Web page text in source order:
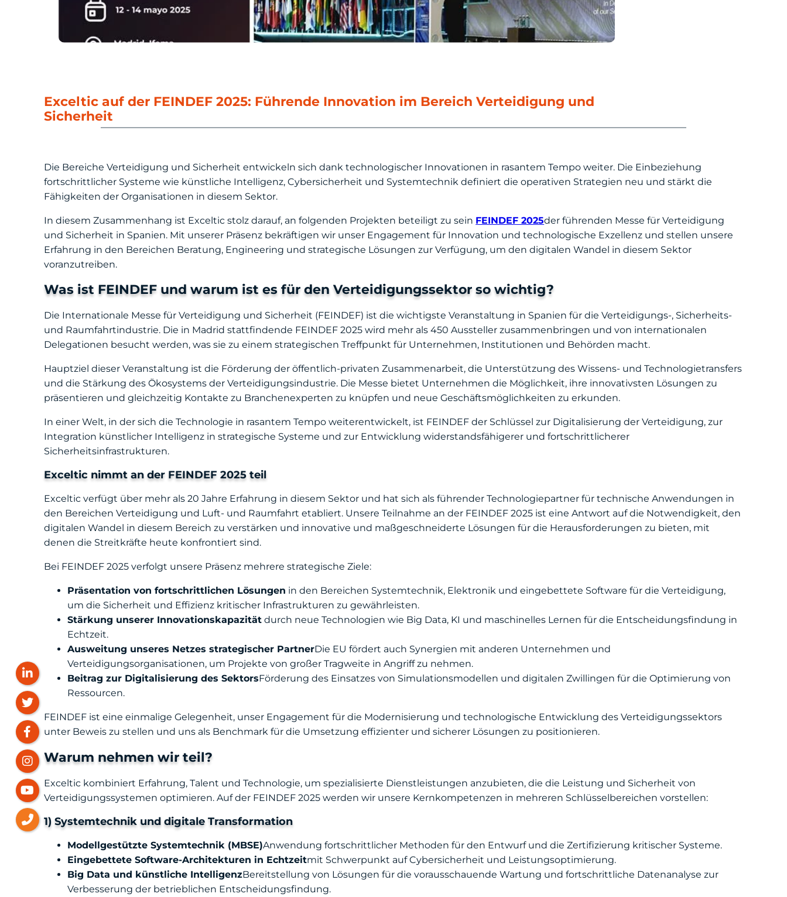
Exceltic auf der FEINDEF 2025: Führende Innovation im Bereich Verteidigung und
Sicherheit
Die Bereiche Verteidigung und Sicherheit entwickeln sich dank technologischer Innovationen in rasantem Tempo weiter. Die Einbeziehung
fortschrittlicher Systeme wie künstliche Intelligenz, Cybersicherheit und Systemtechnik definiert die operativen Strategien neu und stärkt die
Fähigkeiten der Organisationen in diesem Sektor.
In diesem Zusammenhang ist Exceltic stolz darauf, an folgenden Projekten beteiligt zu sein FEINDEF 2025der führenden Messe für Verteidigung
und Sicherheit in Spanien. Mit unserer Präsenz bekräftigen wir unser Engagement für Innovation und technologische Exzellenz und stellen unsere
Erfahrung in den Bereichen Beratung, Engineering und strategische Lösungen zur Verfügung, um den digitalen Wandel in diesem Sektor
voranzutreiben.
Was ist FEINDEF und warum ist es für den Verteidigungssektor so wichtig?
Die Internationale Messe für Verteidigung und Sicherheit (FEINDEF) ist die wichtigste Veranstaltung in Spanien für die Verteidigungs-, Sicherheits-
und Raumfahrtindustrie. Die in Madrid stattfindende FEINDEF 2025 wird mehr als 450 Aussteller zusammenbringen und von internationalen
Delegationen besucht werden, was sie zu einem strategischen Treffpunkt für Unternehmen, Institutionen und Behörden macht.
Hauptziel dieser Veranstaltung ist die Förderung der öffentlich-privaten Zusammenarbeit, die Unterstützung des Wissens- und Technologietransfers
und die Stärkung des Ökosystems der Verteidigungsindustrie. Die Messe bietet Unternehmen die Möglichkeit, ihre innovativsten Lösungen zu
präsentieren und gleichzeitig Kontakte zu Branchenexperten zu knüpfen und neue Geschäftsmöglichkeiten zu erkunden.
In einer Welt, in der sich die Technologie in rasantem Tempo weiterentwickelt, ist FEINDEF der Schlüssel zur Digitalisierung der Verteidigung, zur
Integration künstlicher Intelligenz in strategische Systeme und zur Entwicklung widerstandsfähigerer und fortschrittlicherer
Sicherheitsinfrastrukturen.
Exceltic nimmt an der FEINDEF 2025 teil
Exceltic verfügt über mehr als 20 Jahre Erfahrung in diesem Sektor und hat sich als führender Technologiepartner für technische Anwendungen in
den Bereichen Verteidigung und Luft- und Raumfahrt etabliert. Unsere Teilnahme an der FEINDEF 2025 ist eine Antwort auf die Notwendigkeit, den
digitalen Wandel in diesem Bereich zu verstärken und innovative und maßgeschneiderte Lösungen für die Herausforderungen zu bieten, mit
denen die Streitkräfte heute konfrontiert sind.
Bei FEINDEF 2025 verfolgt unsere Präsenz mehrere strategische Ziele:
Präsentation von fortschrittlichen Lösungen in den Bereichen Systemtechnik, Elektronik und eingebettete Software für die Verteidigung,
um die Sicherheit und Effizienz kritischer Infrastrukturen zu gewährleisten.
Stärkung unserer Innovationskapazität durch neue Technologien wie Big Data, KI und maschinelles Lernen für die Entscheidungsfindung in
Echtzeit.
Ausweitung unseres Netzes strategischer PartnerDie EU fördert auch Synergien mit anderen Unternehmen und
Verteidigungsorganisationen, um Projekte von großer Tragweite in Angriff zu nehmen.
Beitrag zur Digitalisierung des SektorsFörderung des Einsatzes von Simulationsmodellen und digitalen Zwillingen für die Optimierung von
Ressourcen.
FEINDEF ist eine einmalige Gelegenheit, unser Engagement für die Modernisierung und technologische Entwicklung des Verteidigungssektors
unter Beweis zu stellen und uns als Benchmark für die Umsetzung effizienter und sicherer Lösungen zu positionieren.
Warum nehmen wir teil?
Exceltic kombiniert Erfahrung, Talent und Technologie, um spezialisierte Dienstleistungen anzubieten, die die Leistung und Sicherheit von
Verteidigungssystemen optimieren. Auf der FEINDEF 2025 werden wir unsere Kernkompetenzen in mehreren Schlüsselbereichen vorstellen:
1) Systemtechnik und digitale Transformation
Modellgestützte Systemtechnik (MBSE)Anwendung fortschrittlicher Methoden für den Entwurf und die Zertifizierung kritischer Systeme.
Eingebettete Software-Architekturen in Echtzeitmit Schwerpunkt auf Cybersicherheit und Leistungsoptimierung.
Big Data und künstliche IntelligenzBereitstellung von Lösungen für die vorausschauende Wartung und fortschrittliche Datenanalyse zur
Verbesserung der betrieblichen Entscheidungsfindung.